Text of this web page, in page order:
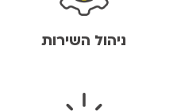
ניהול השירות